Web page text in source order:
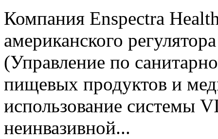
Компания Enspectra
американского
(Управление по
пищевых продуктов и
использование системы
неинвазивной...